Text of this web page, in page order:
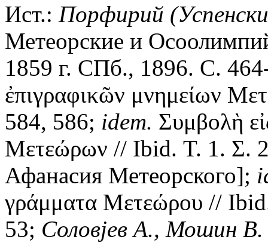
Ист.: Порфирий
Метеорские и
1859 г. СПб., 1896. С.
ἐπιγραφικῶν μνημείων
584, 586; idem. Συμβολὴ
Μετεώρων // Ibid. Τ. 1. Σ.
Афанасия Метеорского];
γράμματα Μετεώρου //
53; Соловjев А., Мошин В.